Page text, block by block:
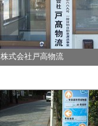
株式会社戸高物流